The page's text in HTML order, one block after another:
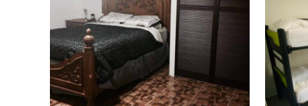
Hoteles en Santa
Marta